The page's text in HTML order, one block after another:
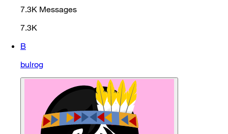
7.3K Messages
7.3K
B
bulrog